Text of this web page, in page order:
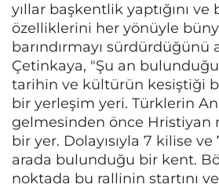
yıllar başkentlik yaptığını
özelliklerini her yönüyle
barındırmayı sürdürdüğünü
Çetinkaya, "Şu an
tarihin ve kültürün kesiştiği
bir yerleşim yeri. Türklerin
gelmesinden önce Hristiyan
bir yer. Dolayısıyla 7 kilise
arada bulunduğu bir kent.
noktada bu rallinin startını